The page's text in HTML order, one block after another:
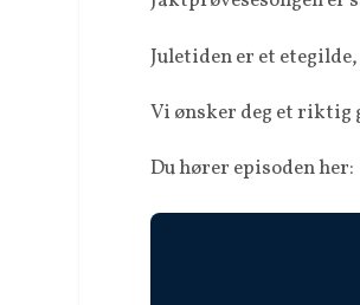
Juletiden er et
Vi ønsker deg et riktig
Du hører episoden her: